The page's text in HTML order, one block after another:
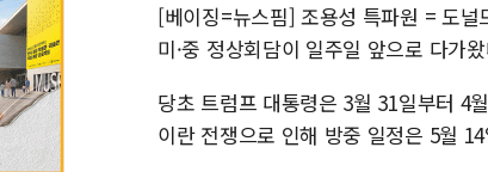
[베이징=뉴스핌] 조용성 특파원 = 도
미·중 정상회담이 일주일 앞으로 다가
당초 트럼프 대통령은 3월 31일부터 4
이란 전쟁으로 인해 방중 일정은 5월